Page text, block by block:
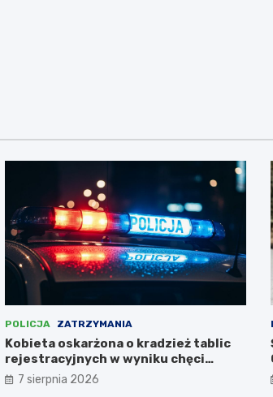
POLICJA ZATRZYMANIA
Kobieta oskarżona o kradzież tablic
rejestracyjnych w wyniku chęci
pomocy koleżance
7 sierpnia 2026